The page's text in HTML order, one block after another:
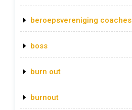
beroepsvereniging coaches
boss
burn out
burnout